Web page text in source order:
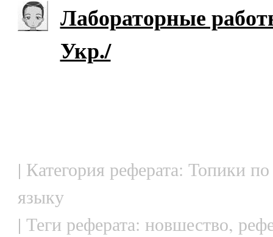
Лабораторные
Укр./
| Категория реферата: Топики
языку
| Теги реферата: новшество,